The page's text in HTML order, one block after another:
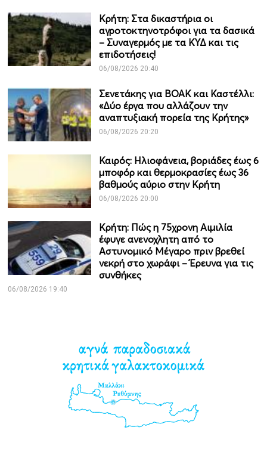
Κρήτη: Στα δικαστήρια οι
αγροτοκτηνοτρόφοι για τα δασικά
– Συναγερμός με τα ΚΥΔ και τις
επιδοτήσεις!
06/08/2026 20:40
Σενετάκης για ΒΟΑΚ και Καστέλλι:
«Δύο έργα που αλλάζουν την
αναπτυξιακή πορεία της Κρήτης»
06/08/2026 20:20
Καιρός: Ηλιοφάνεια, βοριάδες έως 6
μποφόρ και θερμοκρασίες έως 36
βαθμούς αύριο στην Κρήτη
06/08/2026 20:00
Κρήτη: Πώς η 75χρονη Αιμιλία
έφυγε ανενοχλητη από το
Αστυνομικό Μέγαρο πριν βρεθεί
νεκρή στο χωράφι – Έρευνα για τις
συνθήκες
06/08/2026 19:40